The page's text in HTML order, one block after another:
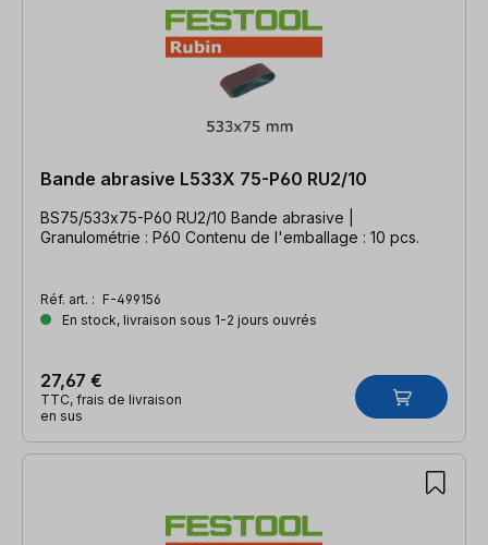
Bande abrasive L533X 75-P60 RU2/10
BS75/533x75-P60 RU2/10 Bande abrasive |
Granulométrie : P60 Contenu de l'emballage : 10 pcs.
Réf. art. : F-499156
En stock, livraison sous 1-2 jours ouvrés
27,67 €
TTC, frais de livraison
en sus